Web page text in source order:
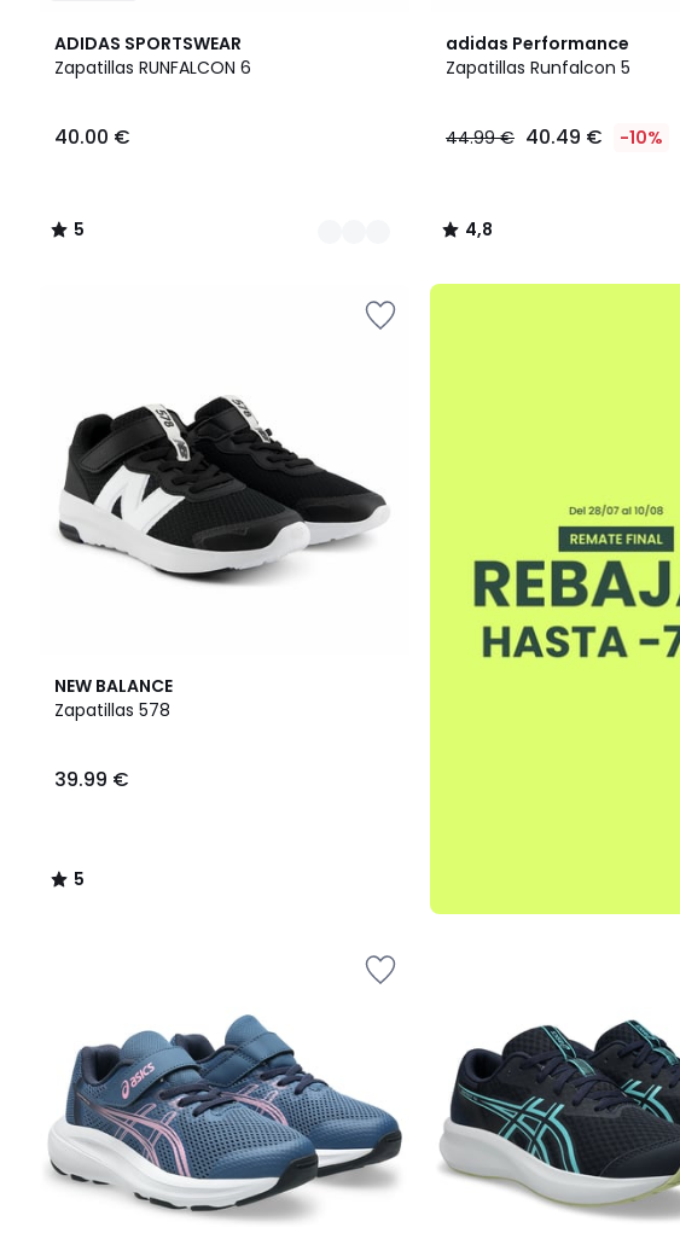
ADIDAS SPORTSWEAR
Zapatillas RUNFALCON 6
€.
40.00 €
5
/
2
Colores
5
/
adidas Performance
Zapatillas Runfalcon 5
44.99 € 40.49 € -10%
4,8
/ 5
2
Colores
4,8
/
NEW BALANCE
Zapatillas 578
39.99 €
5
/
5
/
.